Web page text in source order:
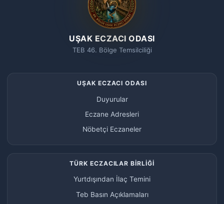
UŞAK ECZACI ODASI
TEB 46. Bölge Temsilciliği
UŞAK ECZACI ODASI
Duyurular
Eczane Adresleri
Nöbetçi Eczaneler
TÜRK ECZACILAR BİRLİĞİ
Yurtdışından İlaç Temini
Teb Basın Açıklamaları